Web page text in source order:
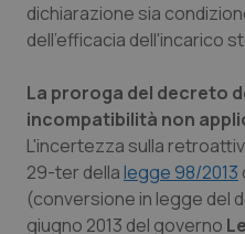
dichiarazione sia
dell'efficacia dell'incarico
La proroga del decreto
incompatibilità non
L'incertezza sulla
29-ter dellalegge 98/2013
(conversione in legge del
giugno 2013 del governo